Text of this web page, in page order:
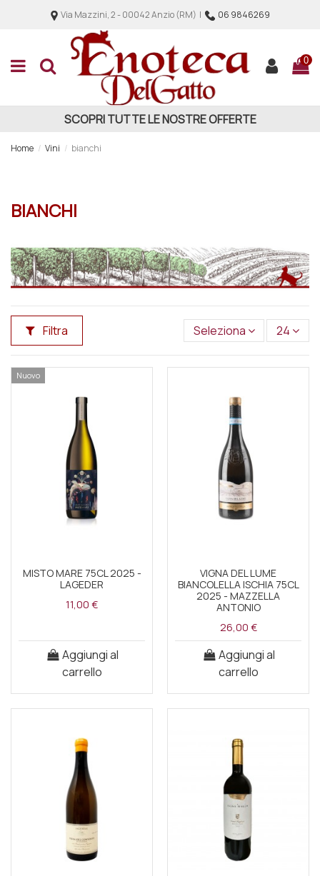
Via Mazzini, 2 - 00042 Anzio (RM) | 06 9846269
0
SCOPRI TUTTE LE NOSTRE OFFERTE
Home Vini bianchi
BIANCHI
Filtra Seleziona 24
Nuovo
MISTO MARE 75CL 2025 -
LAGEDER
11,00 €
Aggiungi al
carrello
VIGNA DEL LUME
BIANCOLELLA ISCHIA 75CL
2025 - MAZZELLA
ANTONIO
26,00 €
Aggiungi al
carrello